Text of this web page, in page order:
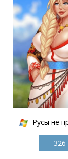
Русы не